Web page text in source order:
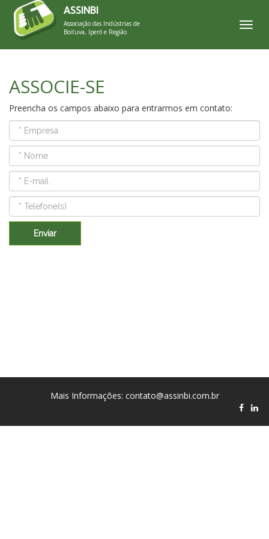
ASSINBI
Associação das Indústrias de
Boituva, Iperó e Região
ASSOCIE-SE
Preencha os campos abaixo para entrarmos em contato:
Enviar
Mais Informações: contato@assinbi.com.br